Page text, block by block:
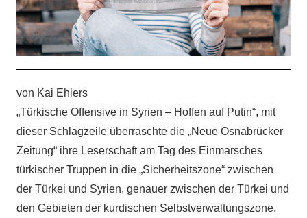
von Kai Ehlers
„Türkische Offensive in Syrien – Hoffen auf Putin“, mit
dieser Schlagzeile überraschte die „Neue Osnabrücker
Zeitung“ ihre Leserschaft am Tag des Einmarsches
türkischer Truppen in die „Sicherheitszone“ zwischen
der Türkei und Syrien, genauer zwischen der Türkei und
den Gebieten der kurdischen Selbstverwaltungszone,